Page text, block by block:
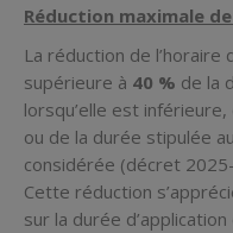
Réduction maximale
La réduction de
supérieure à 40 % de la
lorsqu’elle est
ou de la durée stipulée
considérée (décret
Cette réduction
sur la durée